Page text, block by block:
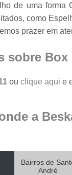
de uma
como
prazer em
sobre
ouclique aqui e
a
Bairros de
André